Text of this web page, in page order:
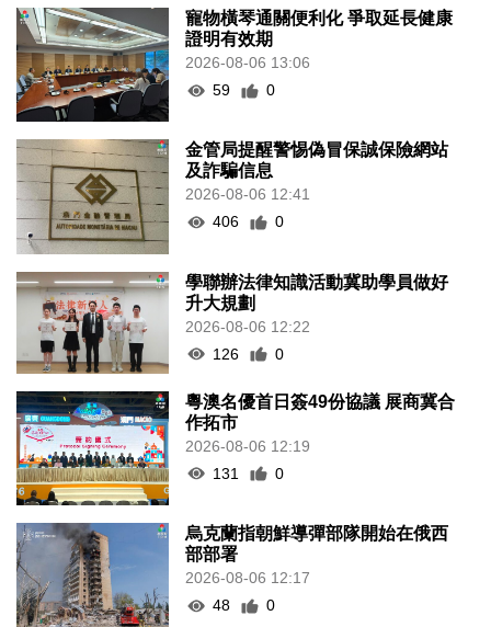
寵物橫琴通關便利化 爭取延長健康
證明有效期
2026-08-06 13:06
59
0
金管局提醒警惕偽冒保誠保險網站
及詐騙信息
2026-08-06 12:41
406
0
學聯辦法律知識活動冀助學員做好
升大規劃
2026-08-06 12:22
126
0
粵澳名優首日簽49份協議 展商冀合
作拓市
2026-08-06 12:19
131
0
烏克蘭指朝鮮導彈部隊開始在俄西
部部署
2026-08-06 12:17
48
0